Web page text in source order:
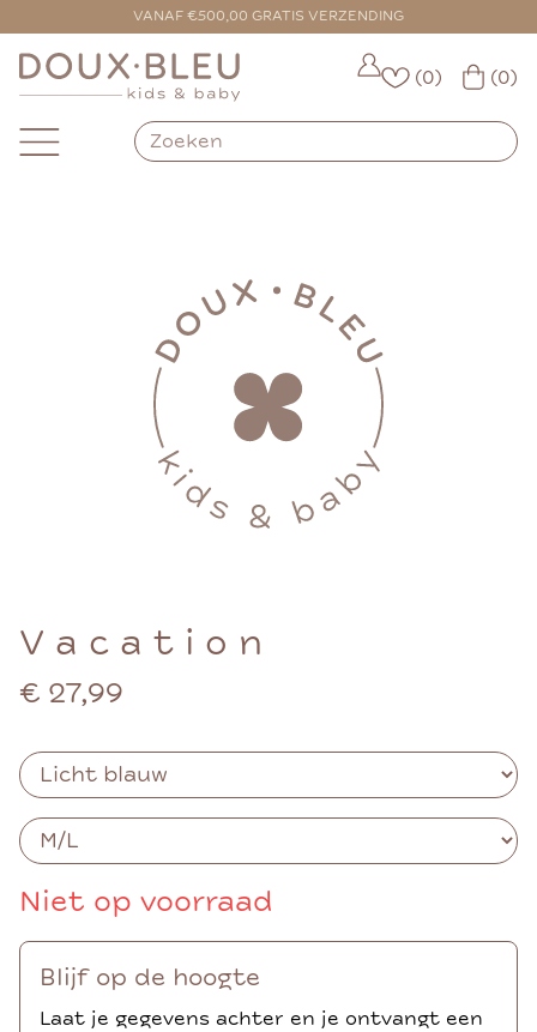
VANAF €500,00 GRATIS VERZENDING
(0) (0)
V a c a t i o n
€ 27,99
Niet op voorraad
Blijf op de hoogte
Laat je gegevens achter en je ontvangt een